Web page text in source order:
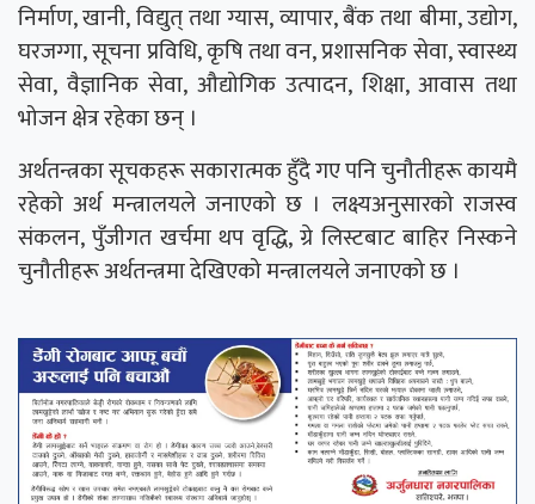
निर्माण, खानी, विद्युत् तथा ग्यास, व्यापार, बैंक तथा बीमा, उद्योग,
घरजग्गा, सूचना प्रविधि, कृषि तथा वन, प्रशासनिक सेवा, स्वास्थ्य
सेवा, वैज्ञानिक सेवा, औद्योगिक उत्पादन, शिक्षा, आवास तथा
भोजन क्षेत्र रहेका छन् ।
अर्थतन्त्रका सूचकहरू सकारात्मक हुँदै गए पनि चुनौतीहरू कायमै
रहेको अर्थ मन्त्रालयले जनाएको छ । लक्ष्यअनुसारको राजस्व
संकलन, पुँजीगत खर्चमा थप वृद्धि, ग्रे लिस्टबाट बाहिर निस्कने
चुनौतीहरू अर्थतन्त्रमा देखिएको मन्त्रालयले जनाएको छ ।